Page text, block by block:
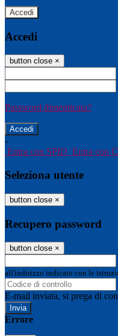
Accedi
Accedi
button close ×
Password dimenticata?
-
Entra con SPID Entra con
Seleziona utente
button close ×
Recupero password
button close ×
all'indirizzo indicato con le
E-mail inviata, si prega di
Errore